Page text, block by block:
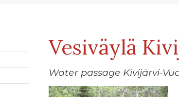
Vesiväylä
Water passage Kivijärvi-